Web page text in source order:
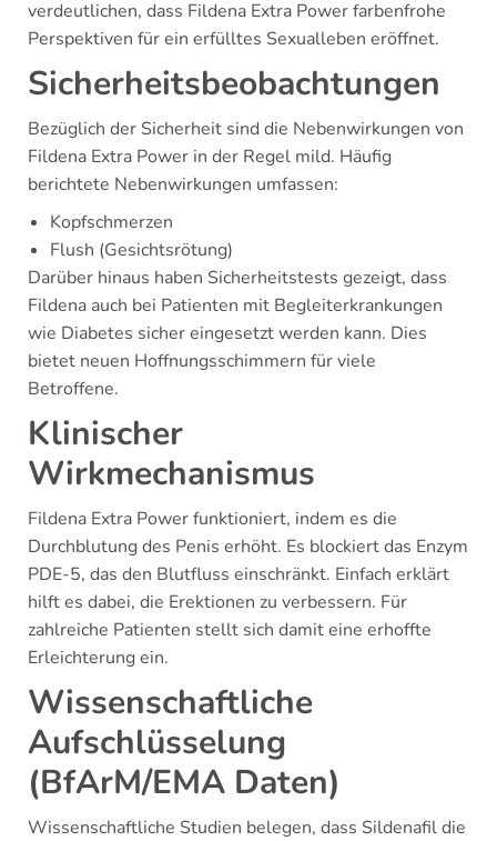
verdeutlichen, dass Fildena Extra Power farbenfrohe
Perspektiven für ein erfülltes Sexualleben eröffnet.
Sicherheitsbeobachtungen
Bezüglich der Sicherheit sind die Nebenwirkungen von
Fildena Extra Power in der Regel mild. Häufig
berichtete Nebenwirkungen umfassen:
Kopfschmerzen
Flush (Gesichtsrötung)
Darüber hinaus haben Sicherheitstests gezeigt, dass
Fildena auch bei Patienten mit Begleiterkrankungen
wie Diabetes sicher eingesetzt werden kann. Dies
bietet neuen Hoffnungsschimmern für viele
Betroffene.
Klinischer
Wirkmechanismus
Fildena Extra Power funktioniert, indem es die
Durchblutung des Penis erhöht. Es blockiert das Enzym
PDE-5, das den Blutfluss einschränkt. Einfach erklärt
hilft es dabei, die Erektionen zu verbessern. Für
zahlreiche Patienten stellt sich damit eine erhoffte
Erleichterung ein.
Wissenschaftliche
Aufschlüsselung
(BfArM/EMA Daten)
Wissenschaftliche Studien belegen, dass Sildenafil die